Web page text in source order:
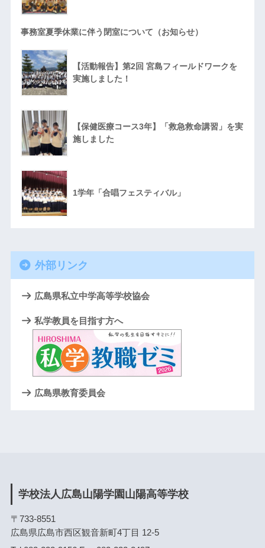
事務室夏季休業に伴う閉室について（お知らせ）
【活動報告】第2回 宮島フィールドワークを
実施しました！
【保健医療コース3年】「救急救命講習」を実
施しました
1学年「合唱フェスティバル」
外部リンク
広島県私立中学高等学校協会
私学教員を目指す方へ
広島県教育委員会
学校法人広島山陽学園山陽高等学校
〒733-8551
広島県広島市西区観音新町4丁目 12-5